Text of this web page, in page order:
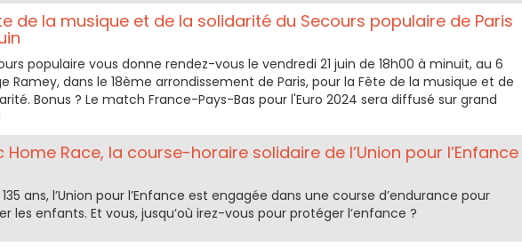
de la musique et de la solidarité du Secours populaire de Paris
populaire vous donne rendez-vous le vendredi 21 juin de 18h00 à minuit, au 6
Ramey, dans le 18ème arrondissement de Paris, pour la Fête de la musique et de
Bonus ? Le match France-Pays-Bas pour l'Euro 2024 sera diffusé sur grand
Home Race, la course-horaire solidaire de l’Union pour l’Enfance
ans, l’Union pour l’Enfance est engagée dans une course d’endurance pour
les enfants. Et vous, jusqu’où irez-vous pour protéger l’enfance ?